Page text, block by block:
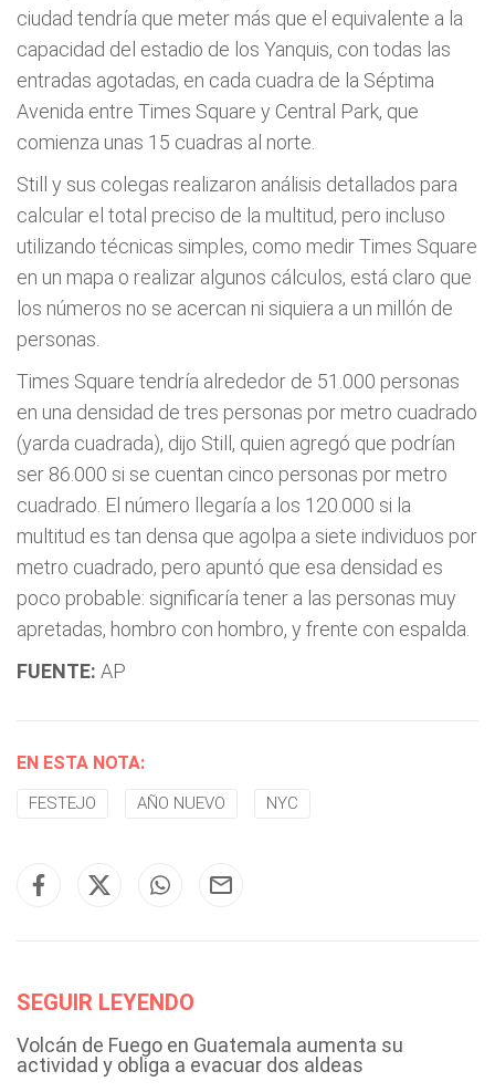
ciudad tendría que meter más que el equivalente a la
capacidad del estadio de los Yanquis, con todas las
entradas agotadas, en cada cuadra de la Séptima
Avenida entre Times Square y Central Park, que
comienza unas 15 cuadras al norte.
Still y sus colegas realizaron análisis detallados para
calcular el total preciso de la multitud, pero incluso
utilizando técnicas simples, como medir Times Square
en un mapa o realizar algunos cálculos, está claro que
los números no se acercan ni siquiera a un millón de
personas.
Times Square tendría alrededor de 51.000 personas
en una densidad de tres personas por metro cuadrado
(yarda cuadrada), dijo Still, quien agregó que podrían
ser 86.000 si se cuentan cinco personas por metro
cuadrado. El número llegaría a los 120.000 si la
multitud es tan densa que agolpa a siete individuos por
metro cuadrado, pero apuntó que esa densidad es
poco probable: significaría tener a las personas muy
apretadas, hombro con hombro, y frente con espalda.
FUENTE: AP
EN ESTA NOTA:
FESTEJO AÑO NUEVO NYC
SEGUIR LEYENDO
Volcán de Fuego en Guatemala aumenta su
actividad y obliga a evacuar dos aldeas